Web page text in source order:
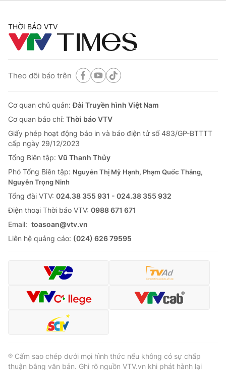
Emagazine Podcast
Photo Infographic
VTV Sức khoẻ Bất động sản
Thị trường 24h
VTV4 Vươn mình bằng AI
VTV9 VTV8
Liên hệ tòa soạn English
THỜI BÁO VTV
Cơ quan chủ quản:Đài Truyền hình Việt Nam
THỜI BÁO VTV
Theo dõi báo trên
Cơ quan chủ quản:Đài Truyền hình Việt Nam
Cơ quan báo chí: Thời báo VTV
Giấy phép hoạt động báo in và báo điện tử số 483/GP-BTTTT
cấp ngày 29/12/2023
Tổng Biên tập: Vũ Thanh Thủy
Phó Tổng Biên tập: Nguyễn Thị Mỹ Hạnh, Phạm Quốc Thắng,
Nguyễn Trọng Ninh
Tổng đài VTV: 024.38 355 931 - 024.38 355 932
Ðiện thoại Thời báo VTV: 0988 671 671
Email: toasoan@vtv.vn
Liên hệ quảng cáo: (024) 626 79595
® Cấm sao chép dưới mọi hình thức nếu không có sự chấp
thuận bằng văn bản. Ghi rõ nguồn VTV.vn khi phát hành lại